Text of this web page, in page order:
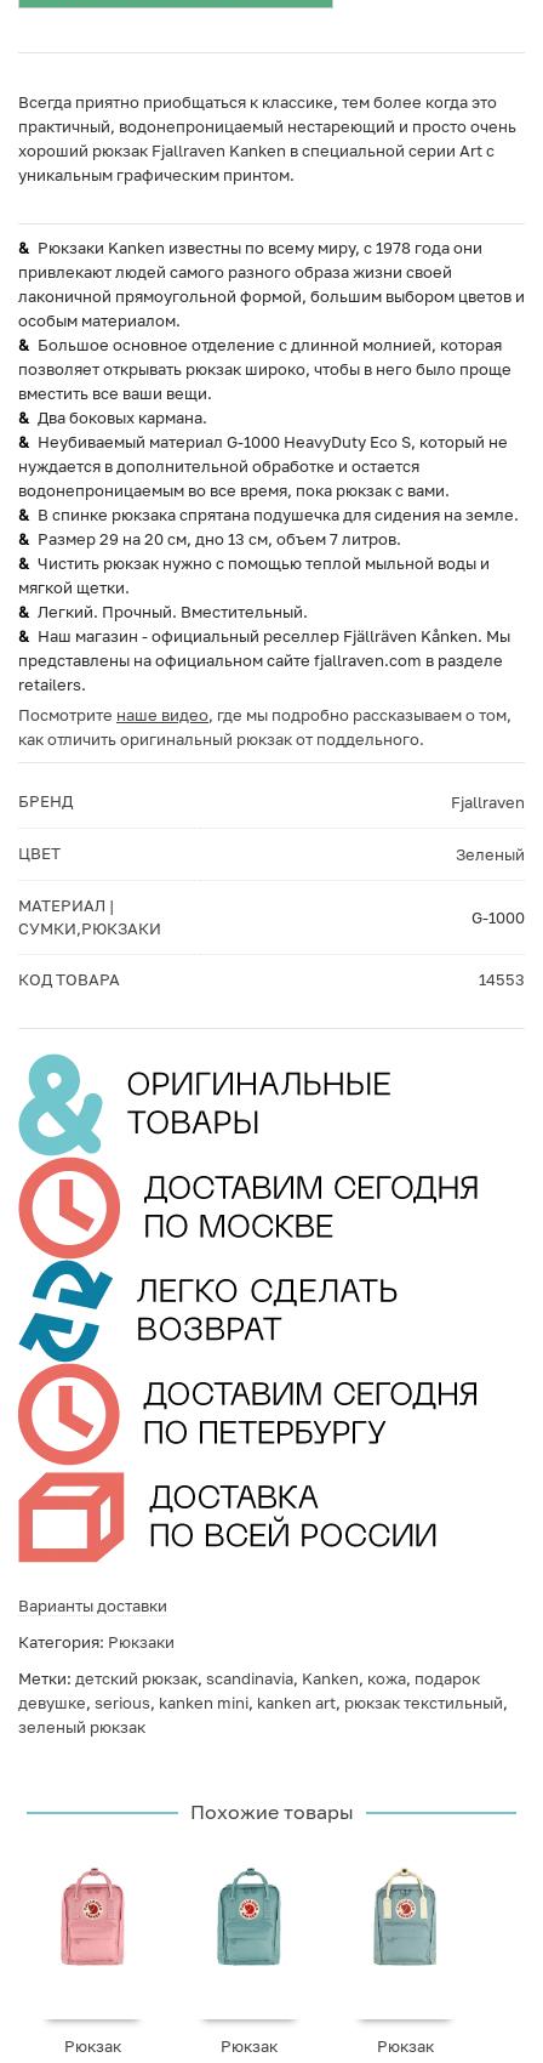
Всегда приятно приобщаться к классике, тем более когда это
практичный, водонепроницаемый нестареющий и просто очень
хороший рюкзак Fjallraven Kanken в специальной серии Art с
уникальным графическим принтом.
Рюкзаки Kanken известны по всему миру, с 1978 года они
привлекают людей самого разного образа жизни своей
лаконичной прямоугольной формой, большим выбором цветов и
особым материалом.
Большое основное отделение с длинной молнией, которая
позволяет открывать рюкзак широко, чтобы в него было проще
вместить все ваши вещи.
Два боковых кармана.
Неубиваемый материал G-1000 HeavyDuty Eco S, который не
нуждается в дополнительной обработке и остается
водонепроницаемым во все время, пока рюкзак с вами.
В спинке рюкзака спрятана подушечка для сидения на земле.
Размер 29 на 20 см, дно 13 см, объем 7 литров.
Чистить рюкзак нужно с помощью теплой мыльной воды и
мягкой щетки.
Легкий. Прочный. Вместительный.
Наш магазин - официальный реселлер Fjällräven Kånken. Мы
представлены на официальном сайте fjallraven.com в разделе
retailers.
Посмотрите наше видео, где мы подробно рассказываем о том,
как отличить оригинальный рюкзак от поддельного.
БРЕНД Fjallraven
ЦВЕТ Зеленый
МАТЕРИАЛ |
СУМКИ,РЮКЗАКИ
G-1000
КОД ТОВАРА 14553
Варианты доставки
Категория: Рюкзаки
Метки: детский рюкзак, scandinavia, Kanken, кожа, подарок
девушке, serious, kanken mini, kanken art, рюкзак текстильный,
зеленый рюкзак
Похожие товары
Рюкзак
Рюкзак
Рюкзак